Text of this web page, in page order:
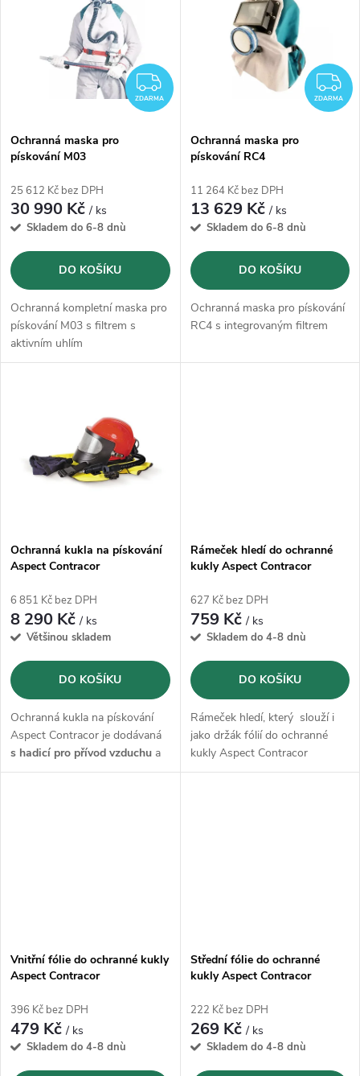
p
r
o
d
u
k
s
p
r
o
d
u
k
ZDARMA
ZDARMA
Ochranná maska pro
pískování M03
25 612 Kč bez DPH
30 990 Kč/ ks
Skladem do 6-8 dnù
DO KOŠÍKU
Ochranná kompletní maska pro
pískování M03 s filtrem s
aktivním uhlím
ZDARMA
Ochranná maska pro
pískování RC4
11 264 Kč bez DPH
13 629 Kč/ ks
Skladem do 6-8 dnù
DO KOŠÍKU
Ochranná maska pro pískování
RC4 s integrovaným filtrem
Ochranná kukla na pískování
Aspect Contracor
6 851 Kč bez DPH
8 290 Kč/ ks
Většinou skladem
DO KOŠÍKU
Ochranná kukla na pískování
Aspect Contracor je dodávaná
s hadicí pro přívod vzduchu a
ochranným pláštěm kolem
Rámeček hledí do ochranné
kukly Aspect Contracor
627 Kč bez DPH
759 Kč/ ks
Skladem do 4-8 dnù
DO KOŠÍKU
Rámeček hledí, který slouží i
jako držák fólií do ochranné
kukly Aspect Contracor
Vnitřní fólie do ochranné kukly
Aspect Contracor
396 Kč bez DPH
479 Kč/ ks
Skladem do 4-8 dnù
Střední fólie do ochranné
kukly Aspect Contracor
222 Kč bez DPH
269 Kč/ ks
Skladem do 4-8 dnù